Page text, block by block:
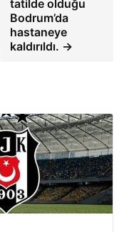
tatilde olduğu
Bodrum’da
hastaneye
kaldırıldı. →